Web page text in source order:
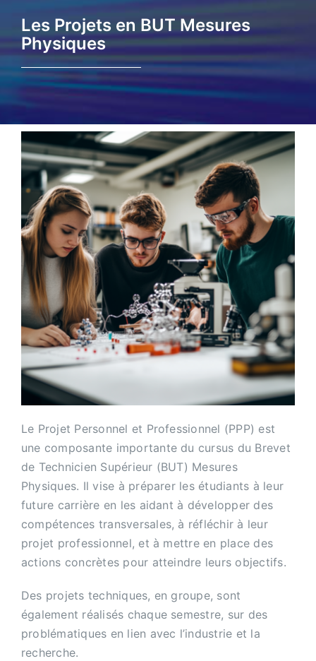
Les Projets en BUT Mesures
Physiques
Le Projet Personnel et Professionnel (PPP) est
une composante importante du cursus du Brevet
de Technicien Supérieur (BUT) Mesures
Physiques. Il vise à préparer les étudiants à leur
future carrière en les aidant à développer des
compétences transversales, à réfléchir à leur
projet professionnel, et à mettre en place des
actions concrètes pour atteindre leurs objectifs.
Des projets techniques, en groupe, sont
également réalisés chaque semestre, sur des
problématiques en lien avec l’industrie et la
recherche.